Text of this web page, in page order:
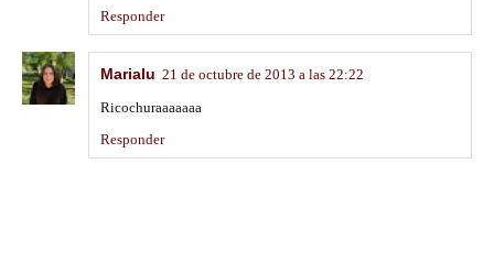
Responder
Marialu 21 de octubre de 2013 a las 22:22
Ricochuraaaaaaa
Responder